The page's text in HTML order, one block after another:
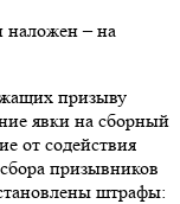
наложен – на
призыву
явки на сборный
от содействия
призывников
штрафы: